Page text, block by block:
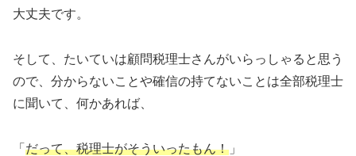
大丈夫です。
そして、たいていは顧問税理士さんがいらっしゃると思う
ので、分からないことや確信の持てないことは全部税理士
に聞いて、何かあれば、
「 だって、税理士がそういったもん！ 」